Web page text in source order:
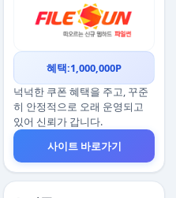
혜택:1,000,000P
넉넉한 쿠폰 혜택을 주고, 꾸준
히 안정적으로 오래 운영되고
있어 신뢰가 갑니다.
사이트 바로가기